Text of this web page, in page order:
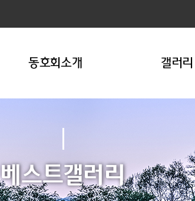
동호회소개 갤러리
베스트갤러리